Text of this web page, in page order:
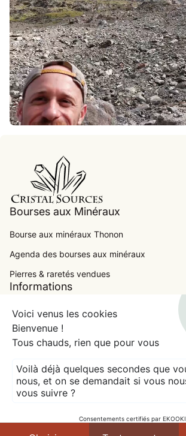
Bourses aux Minéraux
Bourse aux minéraux Thonon
Agenda des bourses aux minéraux
Pierres & raretés vendues
Informations
Contact
Conditions Générales de Ventes
Mentions Légales
France (EUR €)expand_more
© 2026CRISTAL SOURCES
Modes de
Voici venus les cookies
Bienvenue !
Tous chauds, rien que pour vous
Voilà déjà quelques secondes que
nous, et on se demandait si vous
vous suivre ?
Consentements certifiés par